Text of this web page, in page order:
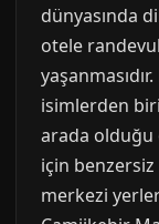
dünyasında
otele
isimlerden
arada olduğu
için benzersiz
merkezi